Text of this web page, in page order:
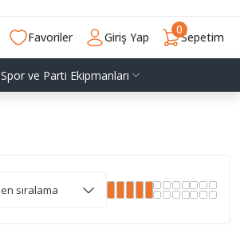
Favoriler Giriş Yap Sepetim
0
Spor ve Parti Ekipmanları